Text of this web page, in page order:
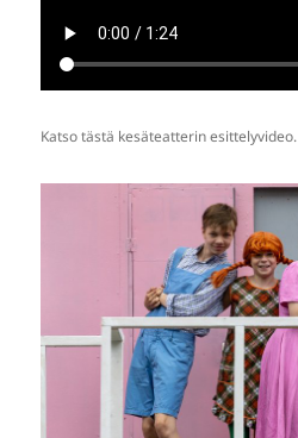
Katso tästä kesäteatterin esittelyvideo.